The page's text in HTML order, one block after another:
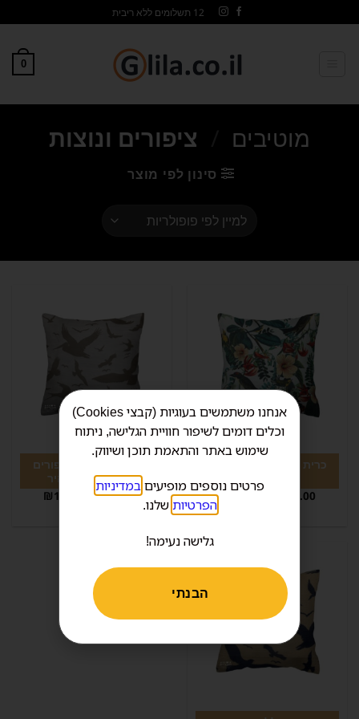
12 תשלומים ללא ריבית
0
מוטיבים ציפורים ונוצות
סינון לפי מוצר
כרית נוי פרחים וציפורים
79.00
₪ 160.00
כרית נוי צלליות ציפורים
חומות ברקע בהיר
₪99.00
–
₪165.00
אנחנו משתמשים בעוגיות (קבצי Cookies)
וכלים דומים לשיפור חוויית הגלישה, ניתוח
שימוש באתר והתאמת תוכן ושיווק.
פרטים נוספים מופיעיםבמדיניות
הפרטיות שלנו.
גלישה נעימה!
הבנתי